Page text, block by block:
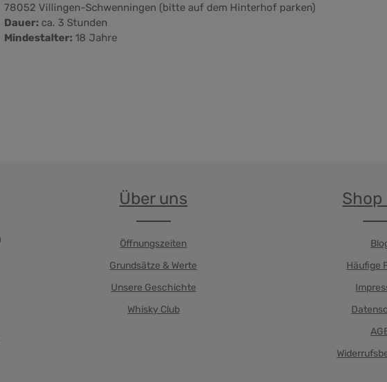
78052 Villingen-Schwenningen (bitte auf dem Hinterhof parken)
Dauer: ca. 3 Stunden
Mindestalter: 18 Jahre
Über uns
Öffnungszeiten
Grundsätze & Werte
Unsere Geschichte
Whisky Club
Häufige